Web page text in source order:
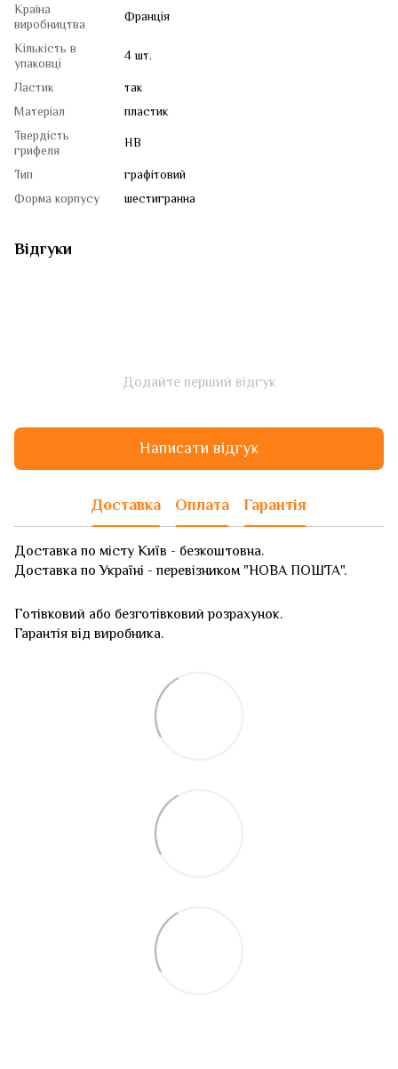
Країна
виробництва
Франція
Кількість в
упаковці
4 шт.
Ластик
так
Матеріал
пластик
Твердість
грифеля
HB
Тип
графітовий
Форма корпусу
шестигранна
Відгуки
Додайте перший відгук
Написати відгук
Доставка Оплата Гарантія
Доставка по місту Київ - безкоштовна.
Доставка по Україні - перевізником "НОВА ПОШТА".
Готівковий або безготівковий розрахунок.
Гарантія від виробника.